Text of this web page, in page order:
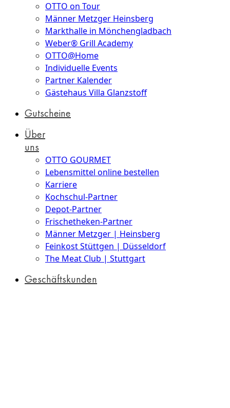
OTTO on Tour
Männer Metzger Heinsberg
Markthalle in Mönchengladbach
Weber® Grill Academy
OTTO@Home
Individuelle Events
Partner Kalender
Gästehaus Villa Glanzstoff
Gutscheine
Über
uns
OTTO GOURMET
Lebensmittel online bestellen
Karriere
Kochschul-Partner
Depot-Partner
Frischetheken-Partner
Männer Metzger | Heinsberg
Feinkost Stüttgen | Düsseldorf
The Meat Club | Stuttgart
Geschäftskunden